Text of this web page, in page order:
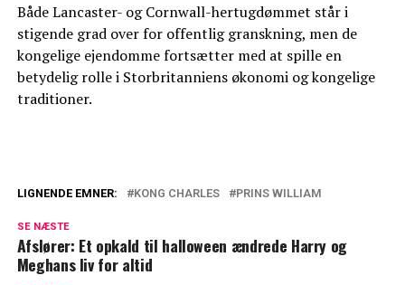
Både Lancaster- og Cornwall-hertugdømmet står i
stigende grad over for offentlig granskning, men de
kongelige ejendomme fortsætter med at spille en
betydelig rolle i Storbritanniens økonomi og kongelige
traditioner.
Charles' betændte forhold
Afslører: Bag paladsets lukkede døre er
LIGNENDE EMNER: KONG CHARLES PRINS WILLIAM
SE NÆSTE
Afslører: Et opkald til halloween ændrede Harry og
Meghans liv for altid